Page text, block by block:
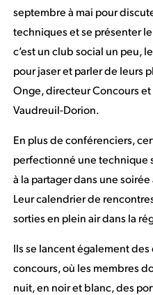
septembre à mai pour
techniques et se présenter
c’est un club social un peu,
pour jaser et parler de leurs
Onge, directeur Concours
Vaudreuil-Dorion.
En plus de conférenciers,
perfectionné une technique
à la partager dans une
Leur calendrier de
sorties en plein air dans la
Ils se lancent également
concours, où les membres
nuit, en noir et blanc, des